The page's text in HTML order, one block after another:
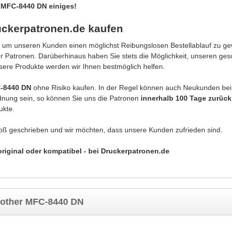
8440 DN einiges!
kaufen
unseren Kunden einen möglichst Reibungslosen Bestellablauf zu
Darüberhinaus haben Sie stets die Möglichkeit, unseren
Produkte werden wir Ihnen bestmöglich helfen.
8440 DN ohne Risiko kaufen. In der Regel können auch Neukunden
sein, so können Sie uns die Patronen innerhalb 100 Tage
geschrieben und wir möchten, dass unsere Kunden zufrieden sind.
oder kompatibel - bei Druckerpatronen.de
MFC-8440 DN